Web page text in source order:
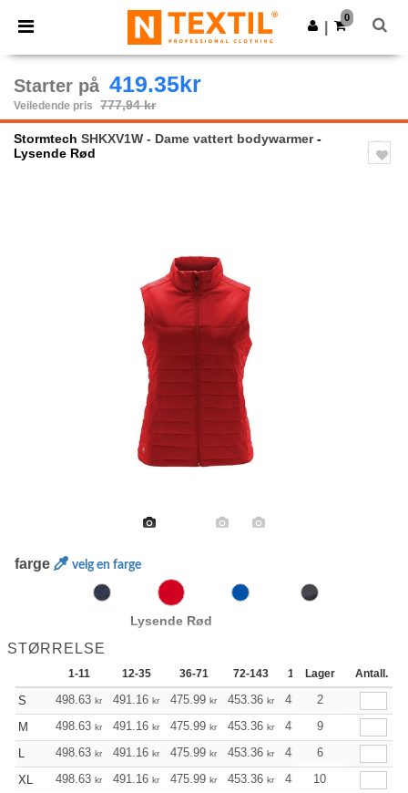
× Ntextil-app
Bedre priser i appen!
Last ned app
0
Starter på 419.35kr
Veiledende pris 777,94 kr
Stormtech SHKXV1W - Dame vattert bodywarmer-
Lysende Rød
farge velg en farge
Lysende Rød
STØRRELSE
1-11 12-35 36-71 72-143 144-287 288 +
Lager Antall.
S 498.63 kr 491.16 kr 475.99 kr 453.36 kr 430.722
M
498.63 kr 491.16 kr 475.99 kr 453.36 kr 430.729
L
498.63 kr 491.16 kr 475.99 kr 453.36 kr 430.726
XL
498.63 kr 491.16 kr 475.99 kr 453.36 kr 430.72 kr
10